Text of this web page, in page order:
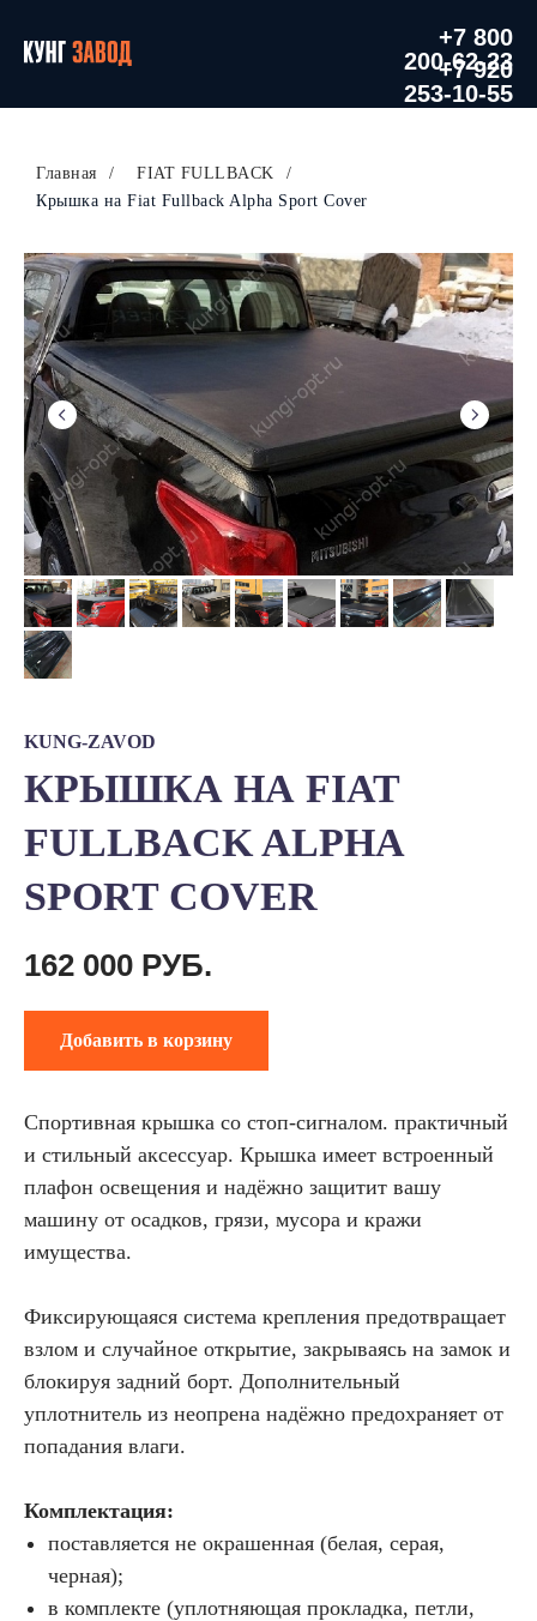
+7 800
200-62-23
+7 920
253-10-55
Главная / FIAT FULLBACK
/
Крышка на Fiat Fullback Alpha Sport Cover
KUNG-ZAVOD
КРЫШКА НА FIAT
FULLBACK ALPHA
SPORT COVER
162 000 РУБ.
Добавить в корзину
Спортивная крышка со стоп-сигналом. практичный
и стильный аксессуар. Крышка имеет встроенный
плафон освещения и надёжно защитит вашу
машину от осадков, грязи, мусора и кражи
имущества.
Фиксирующаяся система крепления предотвращает
взлом и случайное открытие, закрываясь на замок и
блокируя задний борт. Дополнительный
уплотнитель из неопрена надёжно предохраняет от
попадания влаги.
Комплектация:
поставляется не окрашенная (белая, серая,
черная);
в комплекте (уплотняющая прокладка, петли,